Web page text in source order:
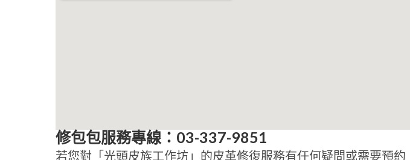
修包包服務專線：03-337-9851
若您對「光頭皮族工作坊」的皮革修復服務有任何疑問或需要預